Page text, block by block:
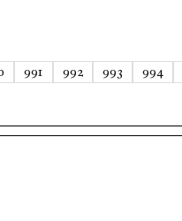
991 992 993 994